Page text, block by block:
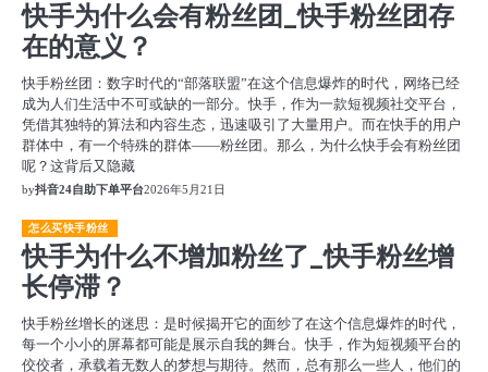
快手为什么会有粉丝团_快手粉丝团存
在的意义？
快手粉丝团：数字时代的“部落联盟”在这个信息爆炸的时代，网络已经
成为人们生活中不可或缺的一部分。快手，作为一款短视频社交平台，
凭借其独特的算法和内容生态，迅速吸引了大量用户。而在快手的用户
群体中，有一个特殊的群体——粉丝团。那么，为什么快手会有粉丝团
呢？这背后又隐藏
by抖音24自助下单平台2026年5月21日
怎么买快手粉丝
快手为什么不增加粉丝了_快手粉丝增
长停滞？
快手粉丝增长的迷思：是时候揭开它的面纱了在这个信息爆炸的时代，
每一个小小的屏幕都可能是展示自我的舞台。快手，作为短视频平台的
佼佼者，承载着无数人的梦想与期待。然而，总有那么一些人，他们的